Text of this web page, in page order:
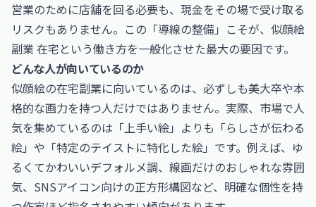
営業のために店舗を回る必要も、現金をその場で受け取る
リスクもありません。この「導線の整備」こそが、似顔絵
副業 在宅という働き方を一般化させた最大の要因です。
どんな人が向いているのか
似顔絵の在宅副業に向いているのは、必ずしも美大卒や本
格的な画力を持つ人だけではありません。実際、市場で人
気を集めているのは「上手い絵」よりも「らしさが伝わる
絵」や「特定のテイストに特化した絵」です。例えば、ゆ
るくてかわいいデフォルメ調、線画だけのおしゃれな雰囲
気、SNSアイコン向けの正方形構図など、明確な個性を持